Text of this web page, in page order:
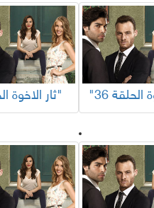
"ثار الاخوة الحلقة 35"